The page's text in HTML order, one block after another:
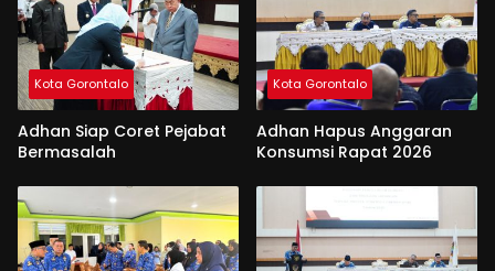
Kota Gorontalo
Adhan Siap Coret Pejabat
Bermasalah
Kota Gorontalo
Adhan Hapus Anggaran
Konsumsi Rapat 2026